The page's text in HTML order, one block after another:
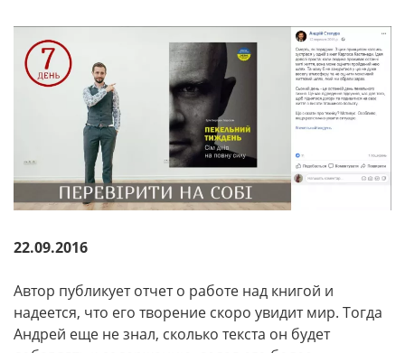
22.09.2016
Автор публикует отчет о работе над книгой и
надеется, что его творение скоро увидит мир. Тогда
Андрей еще не знал, сколько текста он будет